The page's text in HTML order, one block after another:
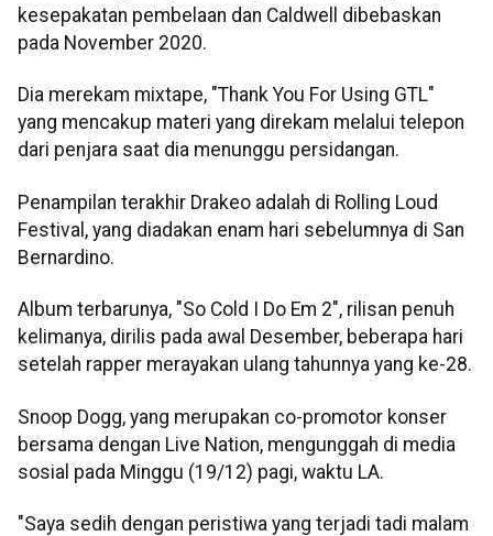
kesepakatan pembelaan dan Caldwell dibebaskan
pada November 2020.
Dia merekam mixtape, "Thank You For Using GTL"
yang mencakup materi yang direkam melalui telepon
dari penjara saat dia menunggu persidangan.
Penampilan terakhir Drakeo adalah di Rolling Loud
Festival, yang diadakan enam hari sebelumnya di San
Bernardino.
Album terbarunya, "So Cold I Do Em 2", rilisan penuh
kelimanya, dirilis pada awal Desember, beberapa hari
setelah rapper merayakan ulang tahunnya yang ke-28.
Snoop Dogg, yang merupakan co-promotor konser
bersama dengan Live Nation, mengunggah di media
sosial pada Minggu (19/12) pagi, waktu LA.
"Saya sedih dengan peristiwa yang terjadi tadi malam